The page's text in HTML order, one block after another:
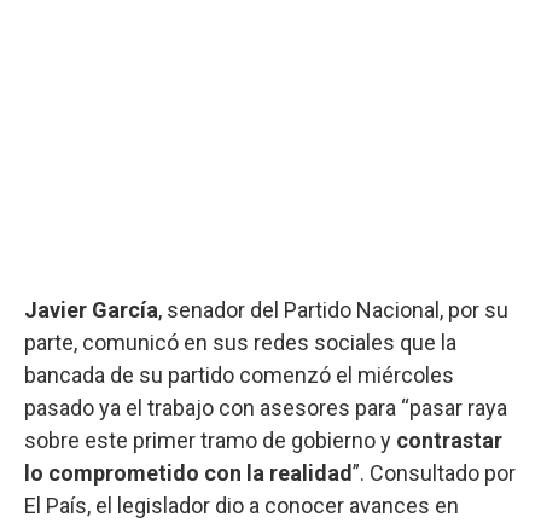
Javier García, senador del Partido Nacional, por su
parte, comunicó en sus redes sociales que la
bancada de su partido comenzó el miércoles
pasado ya el trabajo con asesores para “pasar raya
sobre este primer tramo de gobierno y contrastar
lo comprometido con la realidad”. Consultado por
El País, el legislador dio a conocer avances en